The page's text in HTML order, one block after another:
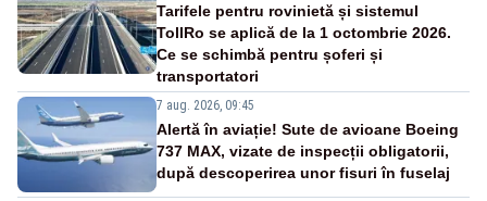
Tarifele pentru rovinietă și sistemul
TollRo se aplică de la 1 octombrie 2026.
Ce se schimbă pentru șoferi și
transportatori
7 aug. 2026, 09:45
Alertă în aviație! Sute de avioane Boeing
737 MAX, vizate de inspecții obligatorii,
după descoperirea unor fisuri în fuselaj